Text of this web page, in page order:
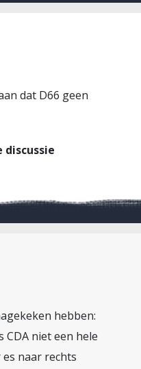
dat D66 geen
discussie
hebben:
CDA niet een hele
naar rechts